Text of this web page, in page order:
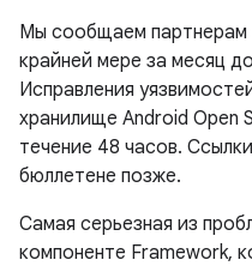
Мы сообщаем партнерам
крайней мере за месяц
Исправления
хранилище Android Open
течение 48 часов.
бюллетене позже.
Самая серьезная из
компоненте Framework,